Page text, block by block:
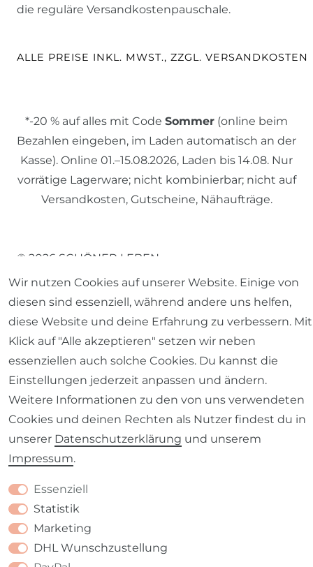
die reguläre Versandkostenpauschale.
ALLE PREISE INKL. MWST., ZZGL. VERSANDKOSTEN
*-20 % auf alles mit Code Sommer (online beim
Bezahlen eingeben, im Laden automatisch an der
Kasse). Online 01.–15.08.2026, Laden bis 14.08. Nur
vorrätige Lagerware; nicht kombinierbar; nicht auf
Versandkosten, Gutscheine, Nähaufträge.
© 2026 SCHÖNER LEBEN.
Impressum Daten­schutz­erklärung AGB
Barrierefreiheitserklärung Widerrufs­recht
VERTRAG WIDERRUFEN
Wir nutzen Cookies auf unserer Website. Einige von
diesen sind essenziell, während andere uns helfen,
diese Website und deine Erfahrung zu verbessern. Mit
Klick auf "Alle akzeptieren" setzen wir neben
essenziellen auch solche Cookies. Du kannst die
Einstellungen jederzeit anpassen und ändern.
Weitere Informationen zu den von uns verwendeten
Cookies und deinen Rechten als Nutzer findest du in
unserer Daten­schutz­erklärung und unserem
Impressum.
Essenziell
Statistik
Marketing
DHL Wunschzustellung